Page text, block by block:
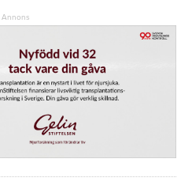
Annons